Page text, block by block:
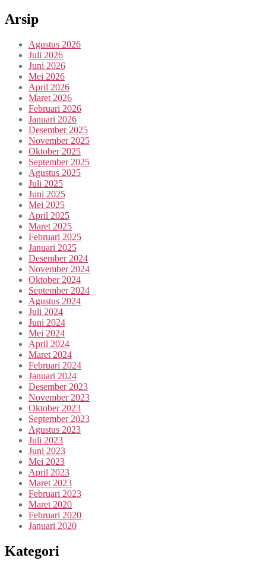
Arsip
Agustus 2026
Juli 2026
Juni 2026
Mei 2026
April 2026
Maret 2026
Februari 2026
Januari 2026
Desember 2025
November 2025
Oktober 2025
September 2025
Agustus 2025
Juli 2025
Juni 2025
Mei 2025
April 2025
Maret 2025
Februari 2025
Januari 2025
Desember 2024
November 2024
Oktober 2024
September 2024
Agustus 2024
Juli 2024
Juni 2024
Mei 2024
April 2024
Maret 2024
Februari 2024
Januari 2024
Desember 2023
November 2023
Oktober 2023
September 2023
Agustus 2023
Juli 2023
Juni 2023
Mei 2023
April 2023
Maret 2023
Februari 2023
Maret 2020
Februari 2020
Januari 2020
Kategori